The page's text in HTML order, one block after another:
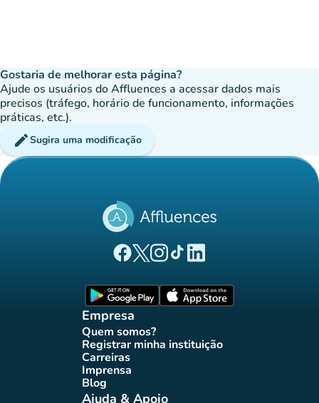
Gostaria de melhorar esta página?
Ajude os usuários do Affluences a acessar dados mais
precisos (tráfego, horário de funcionamento, informações
práticas, etc.).
editSugira uma modificação
(novo separador)
(novo separador)
(novo separador)
(novo separador)
(novo separador)
Empresa
Quem somos?(novo separador)
Registrar minha instituição
(novo separador)
Carreiras(novo separador)
Imprensa(novo separador)
Blog(novo separador)
Ajuda & Apoio